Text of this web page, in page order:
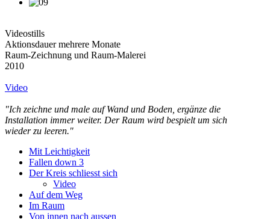
Videostills
Aktionsdauer mehrere Monate
Raum-Zeichnung und Raum-Malerei
2010
Video
"Ich zeichne und male auf Wand und Boden, ergänze die
Installation immer weiter. Der Raum wird bespielt um sich
wieder zu leeren."
Mit Leichtigkeit
Fallen down 3
Der Kreis schliesst sich
Video
Auf dem Weg
Im Raum
Von innen nach aussen